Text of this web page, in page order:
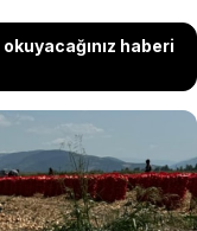
haberi
Soğan
Başkanı